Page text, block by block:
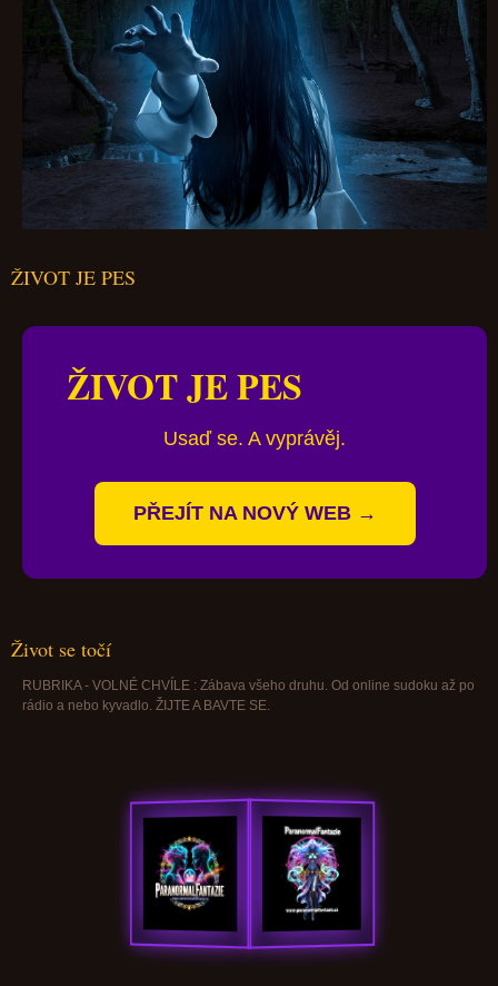
ŽIVOT JE PES
ŽIVOT JE PES
Usaď se. A vyprávěj.
PŘEJÍT NA NOVÝ WEB →
Život se točí
RUBRIKA - VOLNÉ CHVÍLE : Zábava všeho druhu. Od online sudoku až po
rádio a nebo kyvadlo. ŽIJTE A BAVTE SE.